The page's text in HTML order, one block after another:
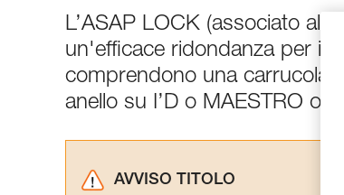
L’ASAP LOCK (associato
un'efficace ridondanza per
comprendono una carrucola
anello su I’D o MAESTRO o
AVVISO TITOLO